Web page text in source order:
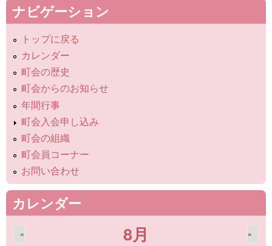
ナビゲーション
トップに戻る
カレンダー
町会の歴史
町会からのお知らせ
年間行事
町会入会申し込み
町会の組織
町会員コーナー
お問い合わせ
カレンダー
8月
« »